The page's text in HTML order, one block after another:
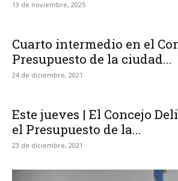
13 de noviembre, 2025
Cuarto intermedio en el
Presupuesto de la ciudad...
24 de diciembre, 2021
Este jueves | El Concejo
el Presupuesto de la...
23 de diciembre, 2021